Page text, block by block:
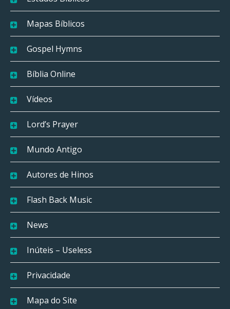
Mapas Bíblicos
Gospel Hymns
Bíblia Online
Vídeos
Lord’s Prayer
Mundo Antigo
Autores de Hinos
Flash Back Music
News
Inúteis – Useless
Privacidade
Mapa do Site